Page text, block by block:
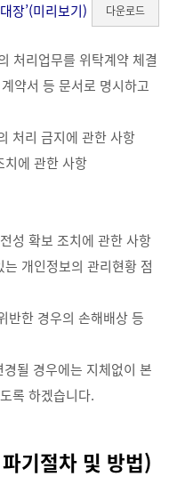
장’(미리보기) 다운로드
처리업무를 위탁계약 체결
약서 등 문서로 명시하고
처리 금지에 관한 사항
치에 관한 사항
성 확보 조치에 관한 사항
개인정보의 관리현황 점
반한 경우의 손해배상 등
될 경우에는 지체없이 본
록 하겠습니다.
기절차 및 방법)